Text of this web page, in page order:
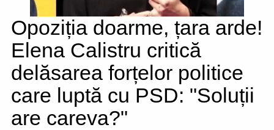
Opoziția doarme, țara arde!
Elena Calistru critică
delăsarea forțelor politice
care luptă cu PSD: "Soluții
are careva?"